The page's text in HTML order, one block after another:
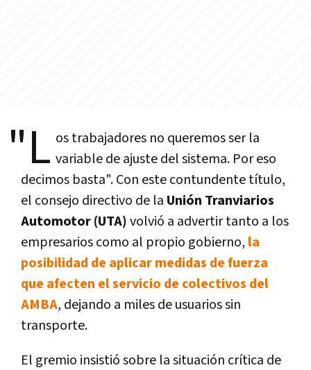
"L os trabajadores no queremos ser la
variable de ajuste del sistema. Por eso
decimos basta". Con este contundente título,
el consejo directivo de la Unión Tranviarios
Automotor (UTA)volvió a advertir tanto a los
empresarios como al propio gobierno, la
posibilidad de aplicar medidas de fuerza
que afecten el servicio de colectivos del
AMBA, dejando a miles de usuarios sin
transporte.
El gremio insistió sobre la situación crítica de